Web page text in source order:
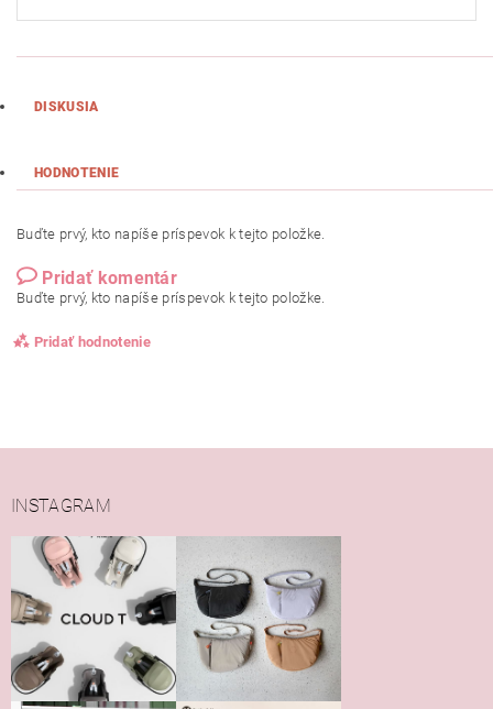
DISKUSIA
HODNOTENIE
Buďte prvý, kto napíše príspevok k tejto položke.
Pridať komentár
Buďte prvý, kto napíše príspevok k tejto položke.
Pridať hodnotenie
Vložením hodnotenie súhlasíte s
podmienkami ochrany
osobných údajov
INSTAGRAM